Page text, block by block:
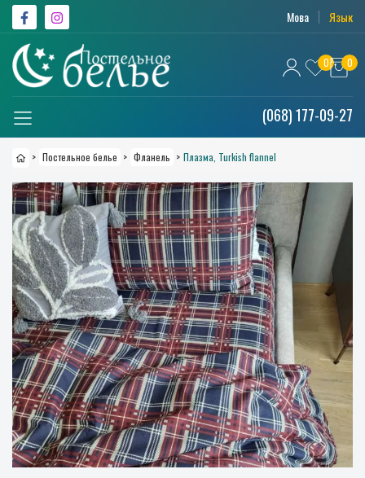
Мова Язык
0 0
(068) 177-09-27
> Постельное белье > Фланель > Плазма, Turkish flannel